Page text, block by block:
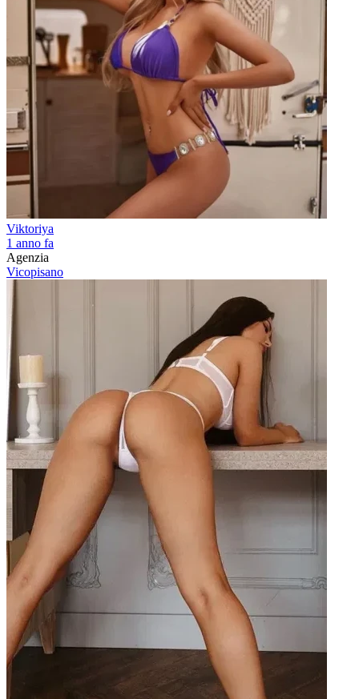
Viktoriya
1 anno fa
Agenzia
Vicopisano